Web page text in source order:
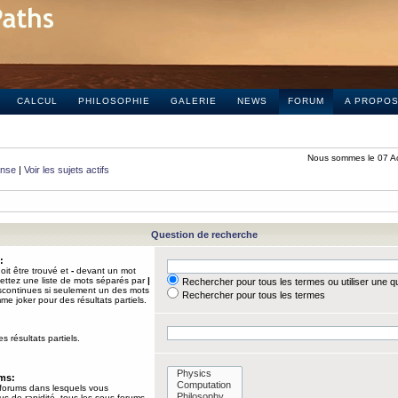
CALCUL PHILOSOPHIE GALERIE NEWS FORUM A PROPOS
Nous sommes le 07
| Voir les sujets actifs
Question de recherche
être trouvé et - devant un mot
une liste de mots séparés par|
si seulement un des mots
joker pour des résultats partiels.
Rechercher pour tous les termes ou utiliser une
Rechercher pour tous les termes
résultats partiels.
dans lesquels vous